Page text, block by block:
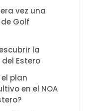
vez una
Golf
la
Estero
plan
en el NOA